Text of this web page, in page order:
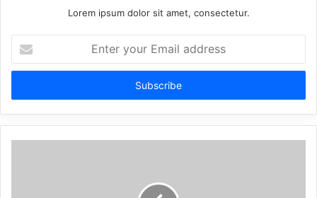
Lorem ipsum dolor sit amet, consectetur.
your
Email